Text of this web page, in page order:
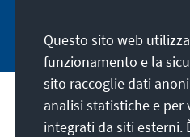
La nostra missione
Questo sito web
funzionamento e la
sito raccoglie dati
analisi statistiche e
integrati da siti esterni.